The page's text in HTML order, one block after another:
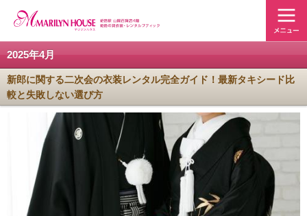
2025年4月
新郎に関する二次会の衣装レンタル完全ガイド！最新タキシード比
較と失敗しない選び方